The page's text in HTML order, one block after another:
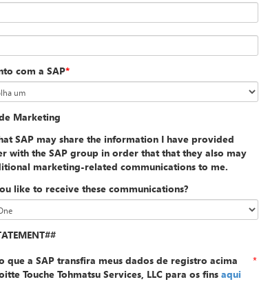
com a SAP*
Marketing
SAP may share the information I have provided
with the SAP group in order that that they also may
marketing-related communications to me.
like to receive these communications?
que a SAP transfira meus dados de registro acima
Touche Tohmatsu Services, LLC para os fins aqui
*